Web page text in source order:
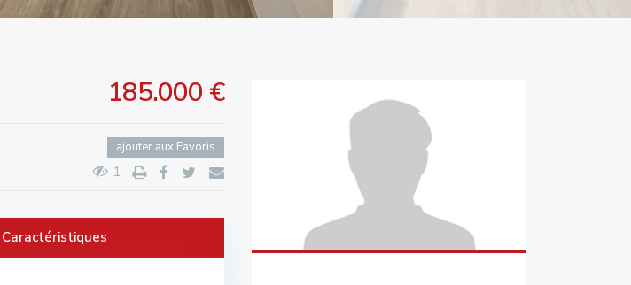
185.000 €
ajouter aux Favoris
1
Caractéristiques